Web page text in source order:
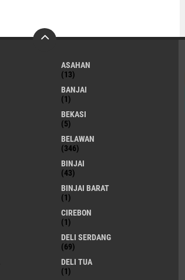
ASAHAN
(13)
BANJAI
(1)
BEKASI
(5)
BELAWAN
(346)
BINJAI
(43)
BINJAI BARAT
(1)
CIREBON
(1)
DELI SERDANG
(69)
DELI TUA
(1)